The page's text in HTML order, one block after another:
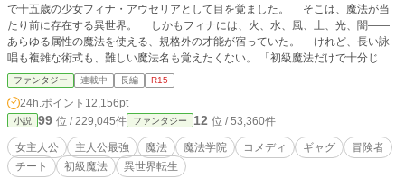
で十五歳の少女フィナ・アウセリアとして目を覚ました。 そこは、魔法が当
たり前に存在する異世界。 しかもフィナには、火、水、風、土、光、闇――
あらゆる属性の魔法を使える、規格外の才能が宿っていた。 けれど、長い詠
唱も複雑な術式も、難しい魔法名も覚えたくない。 「初級魔法だけで十分じゃ
ない？」 そう考えたフィナが放つのは、どこにでもあるはずの初級魔法。
ほんの少しの火球は、複数の標的を追尾して同時に撃ち抜く。 小さな土壁
は、迷宮主の大規模魔法を完全に遮断する。 ただの水魔法は、巨大な魔物を
地面へ押さえつけるほど重くなる。 本人は普通に使っているつもりなのに、
そのすべてが世界の魔法理論から外れていた。 「それのどこが初級魔法なの
よ！」 理論派の少年レオン、眠たげな静寂魔法使いネム、自称一番弟子のリ
リカ、負けず嫌いな黒級主席エルナ。 仲間たちにツッコまれ、呆れられ、時
ファンタジー 連載中 長編 R15
24h.ポイント 12,156pt
小説 99 位 / 229,045件 ファンタジー 12 位 / 53,360件
女主人公 主人公最強 魔法 魔法学院 コメディ ギャグ
冒険者
チート
初級魔法 異世界転生